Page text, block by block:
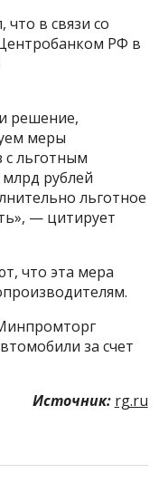
что в связи со
РФ в
решение,
меры
с льготным
рублей
льготное
— цитирует
что эта мера
за счет
Источник: rg.ru